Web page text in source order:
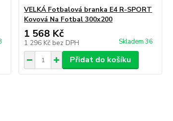
VELKÁ Fotbalová branka E4 R-SPORT
Kovová Na Fotbal 300x200
1 568 Kč
1 296 Kč bez DPH Skladem 36
Přidat do košíku